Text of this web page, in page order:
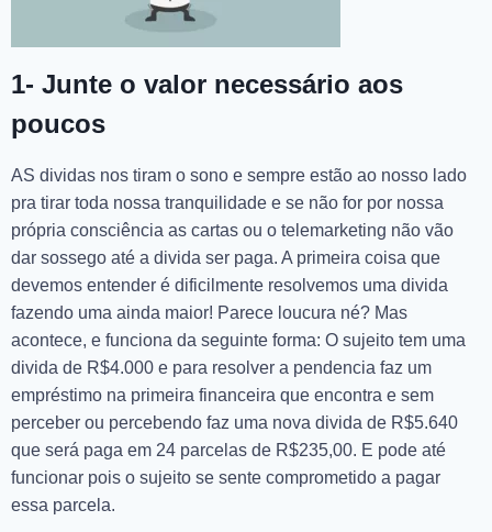
1- Junte o valor necessário aos
poucos
AS dividas nos tiram o sono e sempre estão ao nosso lado
pra tirar toda nossa tranquilidade e se não for por nossa
própria consciência as cartas ou o telemarketing não vão
dar sossego até a divida ser paga. A primeira coisa que
devemos entender é dificilmente resolvemos uma divida
fazendo uma ainda maior! Parece loucura né? Mas
acontece, e funciona da seguinte forma: O sujeito tem uma
divida de R$4.000 e para resolver a pendencia faz um
empréstimo na primeira financeira que encontra e sem
perceber ou percebendo faz uma nova divida de R$5.640
que será paga em 24 parcelas de R$235,00. E pode até
funcionar pois o sujeito se sente comprometido a pagar
essa parcela.